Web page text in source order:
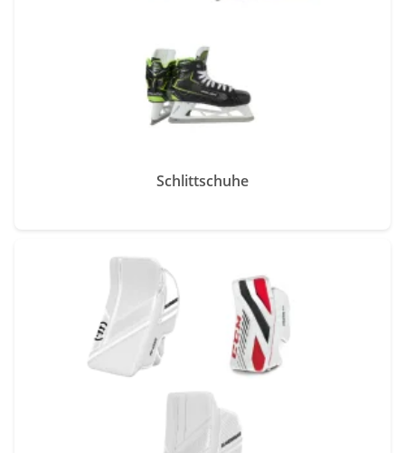
Schlittschuhe